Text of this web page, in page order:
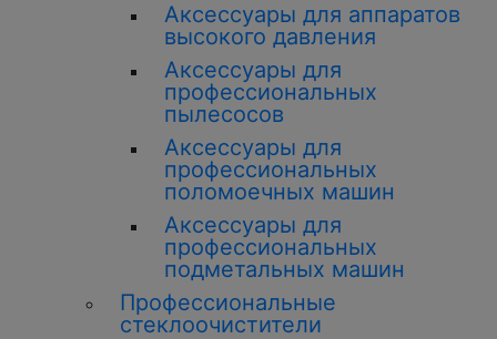
Аксессуары для аппаратов
высокого давления
Аксессуары для
профессиональных
пылесосов
Аксессуары для
профессиональных
поломоечных машин
Аксессуары для
профессиональных
подметальных машин
Профессиональные
стеклоочистители